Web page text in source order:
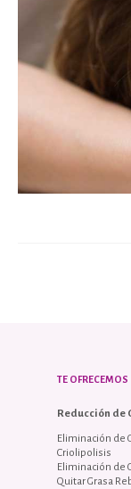
TE OFRECEMOS
Reducción de
Eliminación de
Criolipolisis
Eliminación de
Quitar Grasa